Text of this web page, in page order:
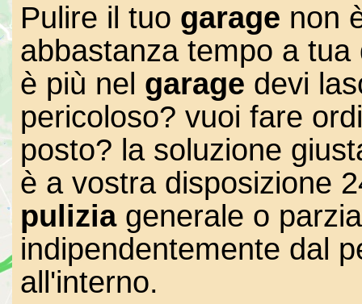
Pulire il tuo garage non
abbastanza tempo a
è più nel garage devi
pericoloso? vuoi fare
posto? la soluzione
è a vostra disposizione
pulizia generale o
indipendentemente dal
all'interno.